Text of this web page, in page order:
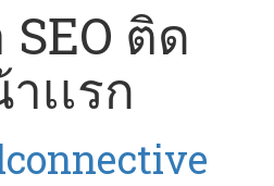
ติด
เเรก